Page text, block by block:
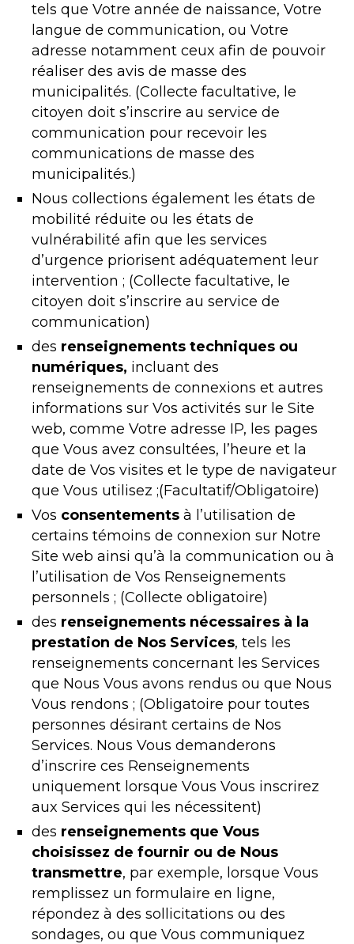
tels que Votre année de naissance, Votre
langue de communication, ou Votre
adresse notamment ceux afin de pouvoir
réaliser des avis de masse des
municipalités. (Collecte facultative, le
citoyen doit s’inscrire au service de
communication pour recevoir les
communications de masse des
municipalités.)
Nous collections également les états de
mobilité réduite ou les états de
vulnérabilité afin que les services
d’urgence priorisent adéquatement leur
intervention ; (Collecte facultative, le
citoyen doit s’inscrire au service de
communication)
des renseignements techniques ou
numériques, incluant des
renseignements de connexions et autres
informations sur Vos activités sur le Site
web, comme Votre adresse IP, les pages
que Vous avez consultées, l’heure et la
date de Vos visites et le type de navigateur
que Vous utilisez ;(Facultatif/Obligatoire)
Vos consentements à l’utilisation de
certains témoins de connexion sur Notre
Site web ainsi qu’à la communication ou à
l’utilisation de Vos Renseignements
personnels ; (Collecte obligatoire)
des renseignements nécessaires à la
prestation de Nos Services, tels les
renseignements concernant les Services
que Nous Vous avons rendus ou que Nous
Vous rendons ; (Obligatoire pour toutes
personnes désirant certains de Nos
Services. Nous Vous demanderons
d’inscrire ces Renseignements
uniquement lorsque Vous Vous inscrirez
aux Services qui les nécessitent)
des renseignements que Vous
choisissez de fournir ou de Nous
transmettre, par exemple, lorsque Vous
remplissez un formulaire en ligne,
répondez à des sollicitations ou des
sondages, ou que Vous communiquez